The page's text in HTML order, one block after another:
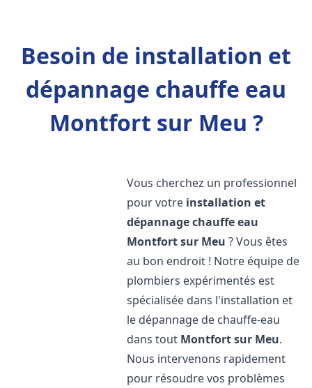
Besoin de installation et
dépannage chauffe eau
Montfort sur Meu ?
Vous cherchez un professionnel
pour votre installation et
dépannage chauffe eau
Montfort sur Meu ? Vous êtes
au bon endroit ! Notre équipe de
plombiers expérimentés est
spécialisée dans l'installation et
le dépannage de chauffe-eau
dans tout Montfort sur Meu.
Nous intervenons rapidement
pour résoudre vos problèmes